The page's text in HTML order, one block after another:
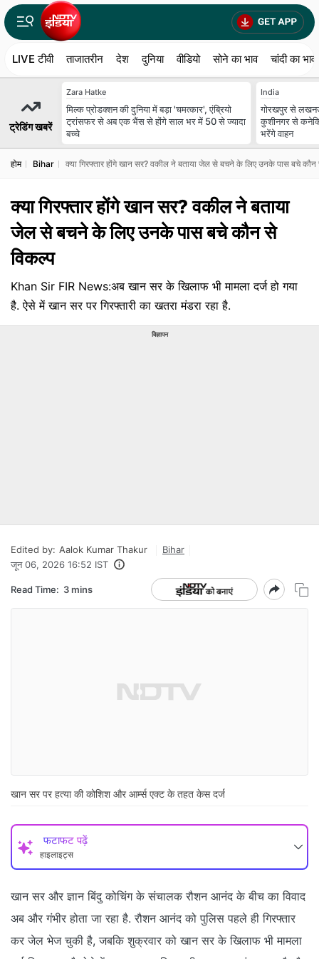
LIVE टीवी ताजातरीन देश दुनिया वीडियो सोने का भाव चांदी का भाव
ट्रेडिंग खबरें
Zara Hatke
मिल्क प्रोडक्शन की दुनिया में बड़ा 'चमत्कार', एंब्रियो
ट्रांसफर से अब एक भैंस से होंगे साल भर में 50 से ज्यादा
बच्चे
India
गोरखपुर से लखनऊ
कुशीनगर से
भरेंगे वाहन
होम Bihar क्या गिरफ्तार होंगे खान सर? वकील ने बताया जेल से बचने के लिए उनके पास बचे कौन
क्या गिरफ्तार होंगे खान सर? वकील ने बताया
जेल से बचने के लिए उनके पास बचे कौन से
विकल्प
Khan Sir FIR News:अब खान सर के खिलाफ भी मामला दर्ज हो गया
है. ऐसे में खान सर पर गिरफ्तारी का खतरा मंडरा रहा है.
विज्ञापन
Edited by: Aalok Kumar Thakur
Bihar
जून 06, 2026 16:52 IST
Read Time: 3 mins
खान सर पर हत्या की कोशिश और आर्म्स एक्ट के तहत केस दर्ज
फटाफट पढ़ें
हाइलाइट्स
खान सर और ज्ञान बिंदु कोचिंग के संचालक रौशन आनंद के बीच का विवाद
अब और गंभीर होता जा रहा है. रौशन आनंद को पुलिस पहले ही गिरफ्तार
कर जेल भेज चुकी है, जबकि शुक्रवार को खान सर के खिलाफ भी मामला